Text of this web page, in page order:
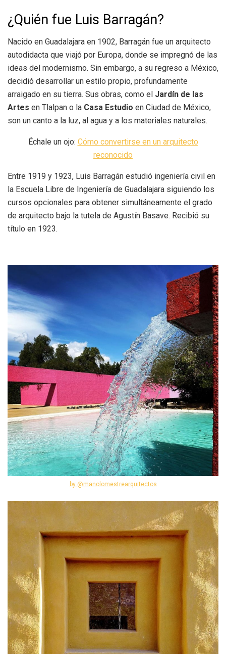
¿Quién fue Luis Barragán?
Nacido en Guadalajara en 1902, Barragán fue un arquitecto
autodidacta que viajó por Europa, donde se impregnó de las
ideas del modernismo. Sin embargo, a su regreso a México,
decidió desarrollar un estilo propio, profundamente
arraigado en su tierra. Sus obras, como el Jardín de las
Artes en Tlalpan o la Casa Estudio en Ciudad de México,
son un canto a la luz, al agua y a los materiales naturales.
Échale un ojo: Cómo convertirse en un arquitecto
reconocido
Entre 1919 y 1923, Luis Barragán estudió ingeniería civil en
la Escuela Libre de Ingeniería de Guadalajara siguiendo los
cursos opcionales para obtener simultáneamente el grado
de arquitecto bajo la tutela de Agustín Basave. Recibió su
título en 1923.
by @manolomestrearquitectos